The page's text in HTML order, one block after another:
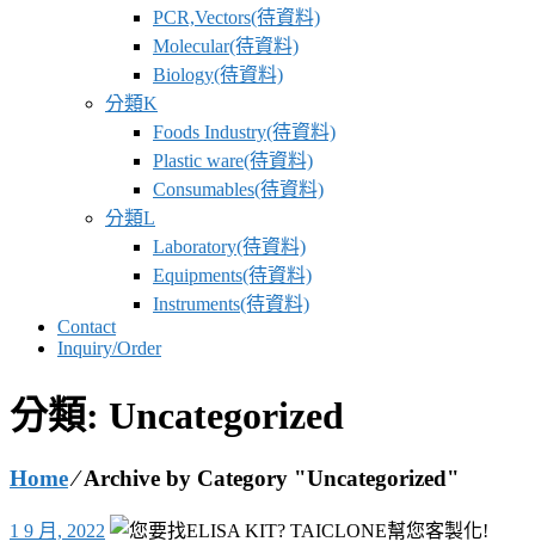
PCR,Vectors(待資料)
Molecular(待資料)
Biology(待資料)
分類K
Foods Industry(待資料)
Plastic ware(待資料)
Consumables(待資料)
分類L
Laboratory(待資料)
Equipments(待資料)
Instruments(待資料)
Contact
Inquiry/Order
分類: Uncategorized
Home⁄Archive by Category "Uncategorized"
1 9 月, 2022